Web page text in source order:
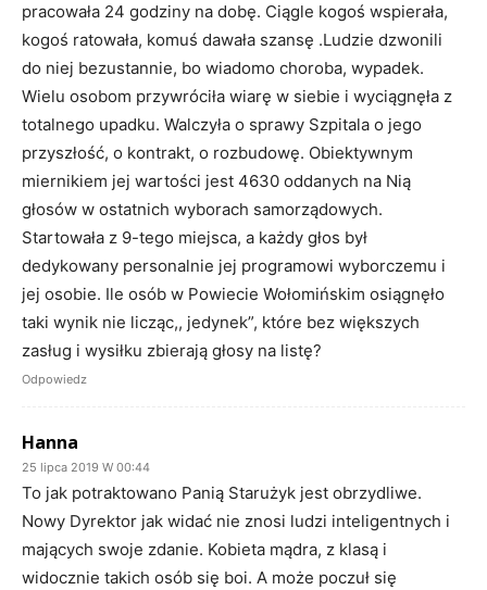
pracowała 24 godziny na dobę. Ciągle kogoś wspierała,
kogoś ratowała, komuś dawała szansę .Ludzie dzwonili
do niej bezustannie, bo wiadomo choroba, wypadek.
Wielu osobom przywróciła wiarę w siebie i wyciągnęła z
totalnego upadku. Walczyła o sprawy Szpitala o jego
przyszłość, o kontrakt, o rozbudowę. Obiektywnym
miernikiem jej wartości jest 4630 oddanych na Nią
głosów w ostatnich wyborach samorządowych.
Startowała z 9-tego miejsca, a każdy głos był
dedykowany personalnie jej programowi wyborczemu i
jej osobie. Ile osób w Powiecie Wołomińskim osiągnęło
taki wynik nie licząc,, jedynek”, które bez większych
zasług i wysiłku zbierają głosy na listę?
Odpowiedz
Hanna
25 lipca 2019 W 00:44
To jak potraktowano Panią Starużyk jest obrzydliwe.
Nowy Dyrektor jak widać nie znosi ludzi inteligentnych i
mających swoje zdanie. Kobieta mądra, z klasą i
widocznie takich osób się boi. A może poczuł się